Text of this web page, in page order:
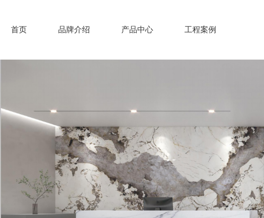
首页 品牌介绍 产品中心 工程案例